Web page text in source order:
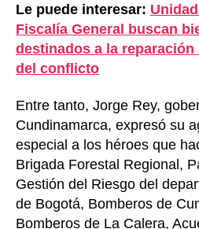
Le puede interesar:
Fiscalía General buscan
destinados a la
del conflicto
Entre tanto, Jorge Rey,
Cundinamarca, expresó su
especial a los héroes que
Brigada Forestal Regional,
Gestión del Riesgo del
de Bogotá, Bomberos de
Bomberos de La Calera,